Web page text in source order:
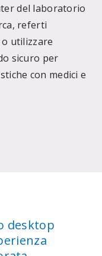
del laboratorio
referti
utilizzare
sicuro per
con medici e
desktop